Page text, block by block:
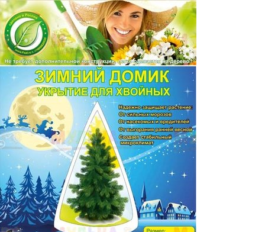
Выберите город
Обратный звонокЗаказать обратный звонок
Каталог
Семена
Грунты
Газонные травы, сидераты
Горшки, рассадники, аксессуары
Посадочный материал
Садовый инструмент, инвентарь
Консервирование